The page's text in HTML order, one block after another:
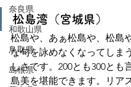
奈良県
和歌山県
鳥取県
島根県
松島湾（宮城県）
松島や、あぁ松島や、松島
な句を詠めなくなってしま
しさです。200とも300とも
島美を堪能できます。リア